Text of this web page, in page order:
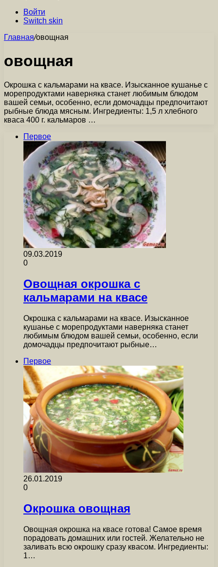
Войти
Switch skin
Главная/овощная
овощная
Окрошка с кальмарами на квасе. Изысканное кушанье с
морепродуктами наверняка станет любимым блюдом
вашей семьи, особенно, если домочадцы предпочитают
рыбные блюда мясным. Ингредиенты: 1,5 л хлебного
кваса 400 г. кальмаров …
Первое
09.03.2019
0
Овощная окрошка с
кальмарами на квасе
Окрошка с кальмарами на квасе. Изысканное
кушанье с морепродуктами наверняка станет
любимым блюдом вашей семьи, особенно, если
домочадцы предпочитают рыбные…
Первое
26.01.2019
0
Окрошка овощная
Овощная окрошка на квасе готова! Самое время
порадовать домашних или гостей. Желательно не
заливать всю окрошку сразу квасом. Ингредиенты:
1…